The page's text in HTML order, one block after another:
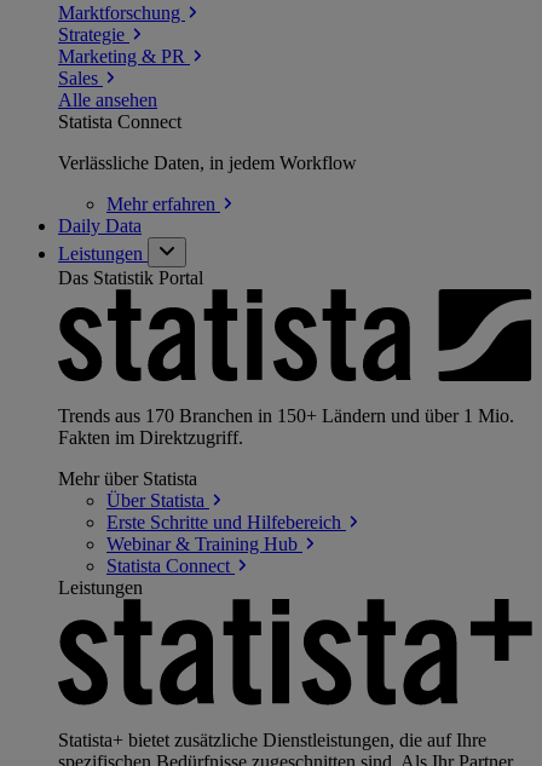
Marktforschung
Strategie
Marketing & PR
Sales
Alle ansehen
Statista Connect
Verlässliche Daten, in jedem Workflow
Mehrerfahren
Daily Data
Leistungen
Das Statistik Portal
Trends aus 170 Branchen in 150+ Ländern und über 1 Mio.
Fakten im Direktzugriff.
Mehr über Statista
Über Statista
Erste Schritte und Hilfebereich
Webinar & Training Hub
Statista Connect
Leistungen
Statista+ bietet zusätzliche Dienstleistungen, die auf Ihre
spezifischen Bedürfnisse zugeschnitten sind. Als Ihr Partner